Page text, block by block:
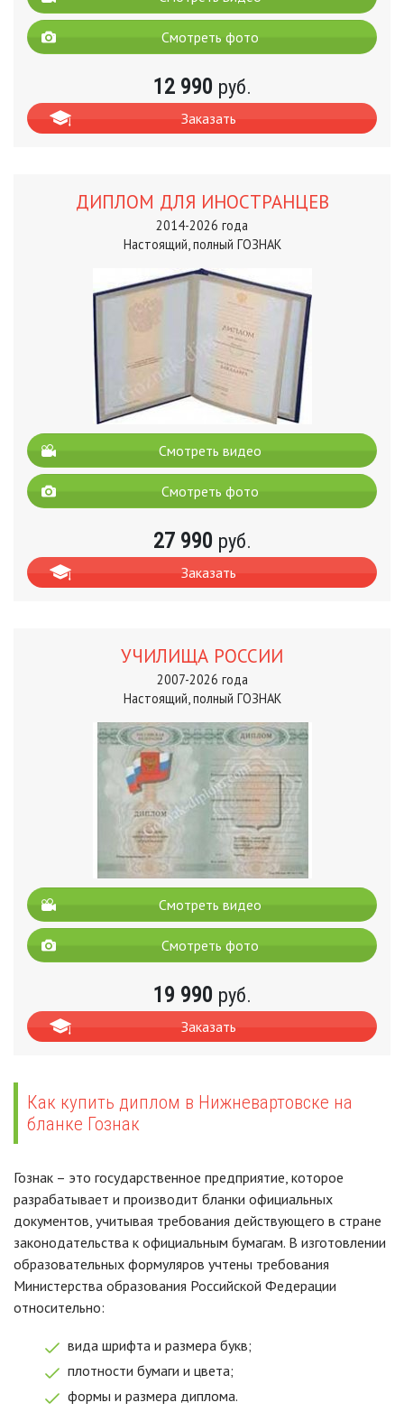
Смотреть фото
12 990 руб.
Заказать
ДИПЛОМ ДЛЯ ИНОСТРАНЦЕВ
2014-2026 года
Настоящий, полный ГОЗНАК
Смотреть видео
Смотреть фото
27 990 руб.
Заказать
УЧИЛИЩА РОССИИ
2007-2026 года
Настоящий, полный ГОЗНАК
Смотреть видео
Смотреть фото
19 990 руб.
Заказать
Как купить диплом в Нижневартовске на
бланке Гознак
Гознак – это государственное предприятие, которое
разрабатывает и производит бланки официальных
документов, учитывая требования действующего в стране
законодательства к официальным бумагам. В изготовлении
образовательных формуляров учтены требования
Министерства образования Российской Федерации
относительно:
вида шрифта и размера букв;
плотности бумаги и цвета;
формы и размера диплома.